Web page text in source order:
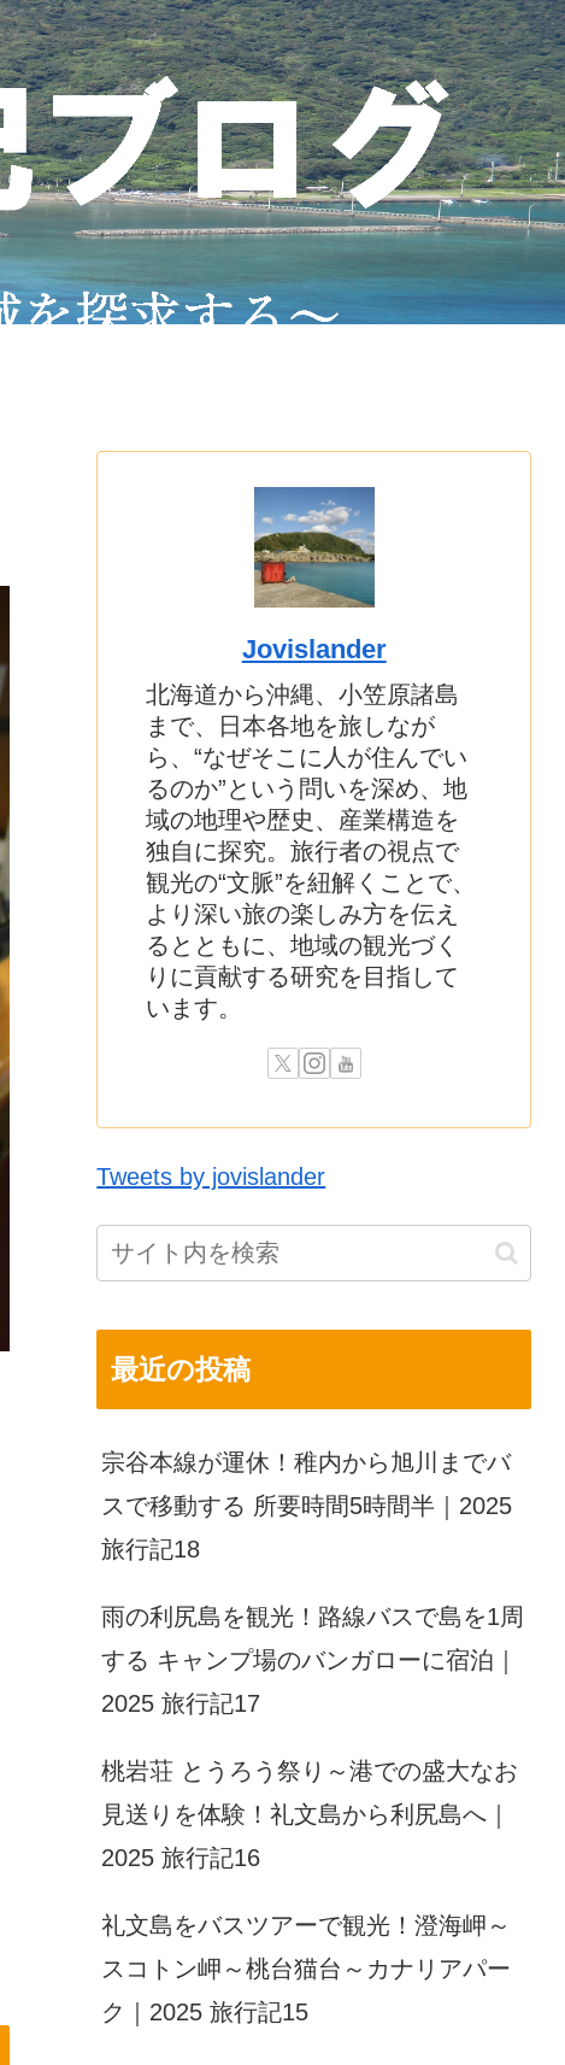
Jovislander
北海道から沖縄、小笠原諸島
まで、日本各地を旅しなが
ら、“なぜそこに人が住んでい
るのか”という問いを深め、地
域の地理や歴史、産業構造を
独自に探究。旅行者の視点で
観光の“文脈”を紐解くことで、
より深い旅の楽しみ方を伝え
るとともに、地域の観光づく
りに貢献する研究を目指して
います。
Tweets by jovislander
最近の投稿
宗谷本線が運休！稚内から旭川までバ
スで移動する 所要時間5時間半｜2025
旅行記18
雨の利尻島を観光！路線バスで島を1周
する キャンプ場のバンガローに宿泊｜
2025 旅行記17
桃岩荘 とうろう祭り～港での盛大なお
見送りを体験！礼文島から利尻島へ｜
2025 旅行記16
礼文島をバスツアーで観光！澄海岬～
スコトン岬～桃台猫台～カナリアパー
ク｜2025 旅行記15